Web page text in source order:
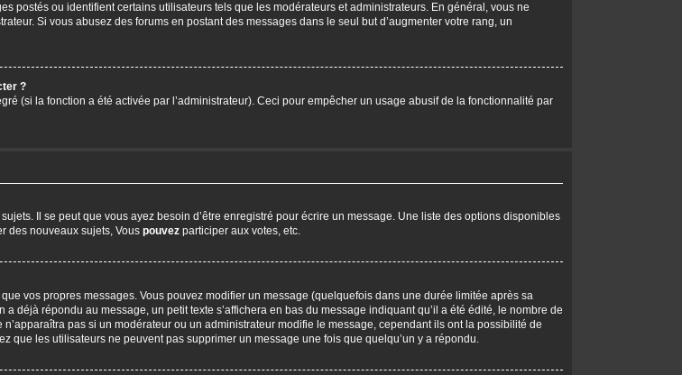
postés ou identifient certains utilisateurs tels que les modérateurs et administrateurs. En général, vous ne
Si vous abusez des forums en postant des messages dans le seul but d’augmenter votre rang, un
?
(si la fonction a été activée par l’administrateur). Ceci pour empêcher un usage abusif de la fonctionnalité par
Il se peut que vous ayez besoin d’être enregistré pour écrire un message. Une liste des options disponibles
des nouveaux sujets, Vous pouvez participer aux votes, etc.
vos propres messages. Vous pouvez modifier un message (quelquefois dans une durée limitée après sa
déjà répondu au message, un petit texte s’affichera en bas du message indiquant qu’il a été édité, le nombre de
pas si un modérateur ou un administrateur modifie le message, cependant ils ont la possibilité de
que les utilisateurs ne peuvent pas supprimer un message une fois que quelqu’un y a répondu.